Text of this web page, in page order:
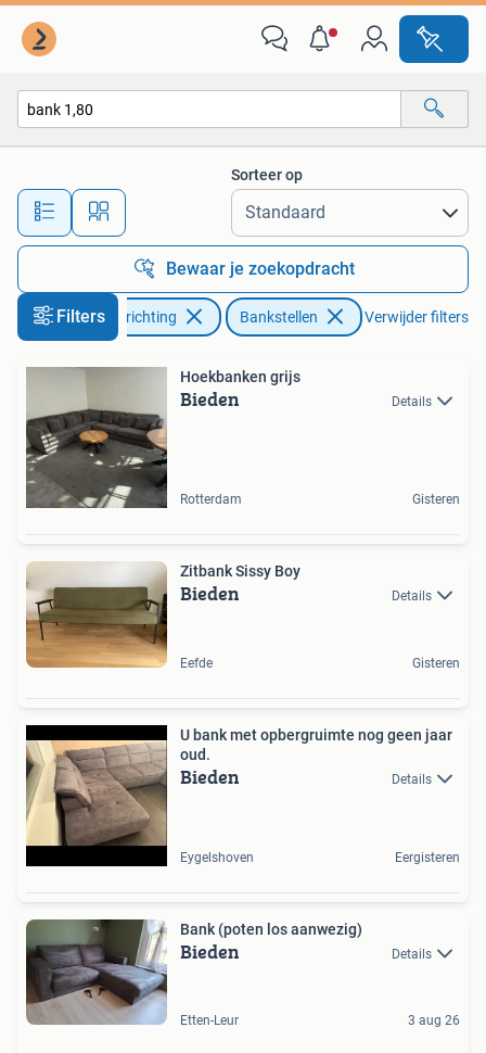
Alle afstanden…
Sorteer op
Bewaar je zoekopdracht
Filters
Huis en Inrichting Bankstellen Verwijder filters
Hoekbanken grijs
Bieden Details
Rotterdam Gisteren
Zitbank Sissy Boy
Bieden Details
Eefde Gisteren
U bank met opbergruimte nog geen jaar
oud.
Bieden Details
Eygelshoven Eergisteren
Bank (poten los aanwezig)
Bieden Details
Etten-Leur 3 aug 26